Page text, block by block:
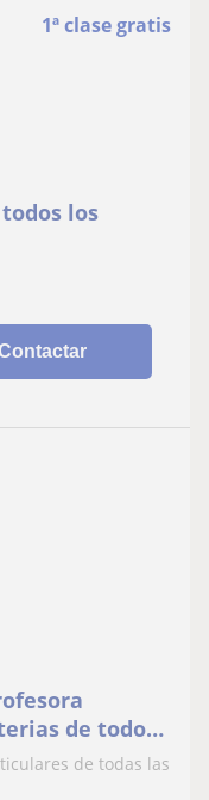
1ª clase gratis
los
de todos
de todas las